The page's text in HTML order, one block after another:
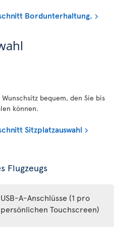
Bordunterhaltung.
bequem, den Sie bis
können.
Sitzplatzauswahl
Flugzeugs
USB-A-Anschlüsse (1 pro
persönlichen Touchscreen)